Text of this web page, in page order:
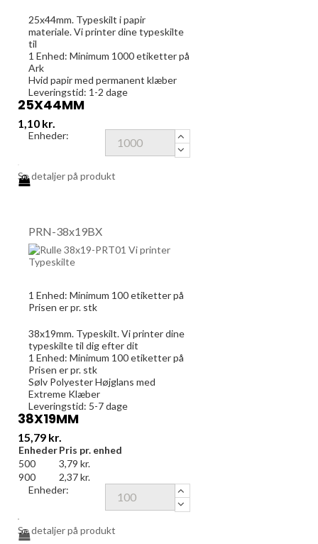
25x44mm. Typeskilt i papir
materiale. Vi printer dine typeskilte
til
1 Enhed: Minimum 1000etiketter på
Ark
Hvid papir med permanent klæber
Leveringstid: 1-2 dage
25X44MM
Pris
1,10 kr.
Enheder:
Se detaljer på produkt
PRN-38x19BX
1 Enhed: Minimum 100etiketter på
Prisen er pr. stk
38x19mm. Typeskilt. Vi printer dine
typeskilte til dig efter dit
1 Enhed: Minimum 100etiketter på
Prisen er pr. stk
Sølv Polyester Højglans med
Extreme Klæber
Leveringstid: 5-7 dage
38X19MM
Pris
15,79 kr.
EnhederPris pr. enhed
500
3,79 kr.
900
2,37 kr.
Enheder:
Se detaljer på produkt